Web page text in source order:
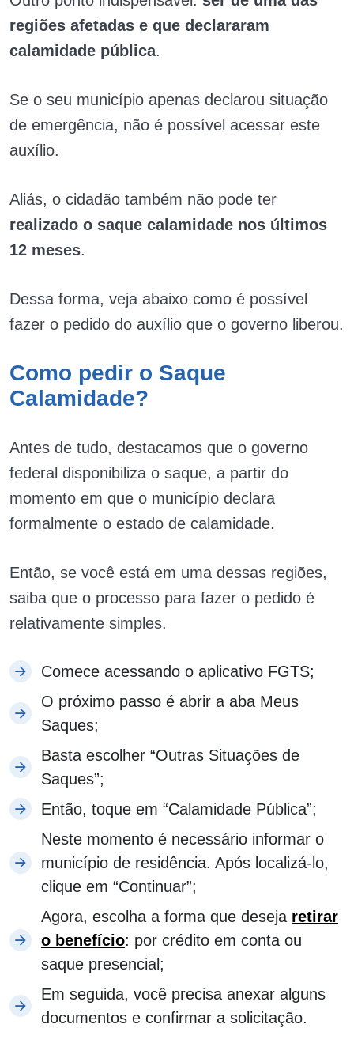
regiões afetadas e que declararam
calamidade pública.
Se o seu município apenas declarou situação
de emergência, não é possível acessar este
auxílio.
Aliás, o cidadão também não pode ter
realizado o saque calamidade nos últimos
12 meses.
Dessa forma, veja abaixo como é possível
fazer o pedido do auxílio que o governo liberou.
Como pedir o Saque
Calamidade?
Antes de tudo, destacamos que o governo
federal disponibiliza o saque, a partir do
momento em que o município declara
formalmente o estado de calamidade.
Então, se você está em uma dessas regiões,
saiba que o processo para fazer o pedido é
relativamente simples.
Comece acessando o aplicativo FGTS;
O próximo passo é abrir a aba Meus
Saques;
Basta escolher “Outras Situações de
Saques”;
Então, toque em “Calamidade Pública”;
Neste momento é necessário informar o
município de residência. Após localizá-lo,
clique em “Continuar”;
Agora, escolha a forma que deseja retirar
o benefício: por crédito em conta ou
saque presencial;
Em seguida, você precisa anexar alguns
documentos e confirmar a solicitação.